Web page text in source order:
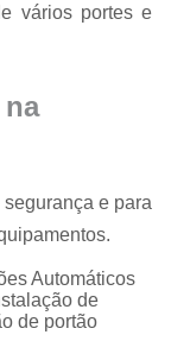
Portão
Motor de Portão
de Portão
Conserto de
Conserto de
Automático
Conserto
de
vários portes e
e para
Automáticos
de
de portão